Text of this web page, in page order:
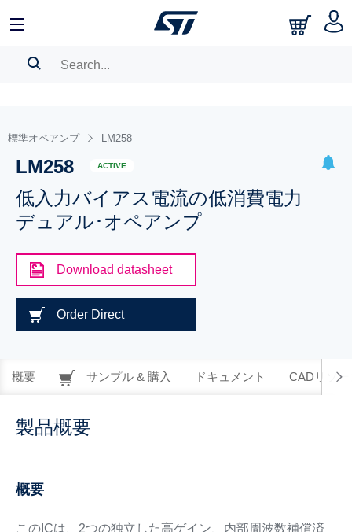
BOOKMARK
Pleaselog in to show your saved searches.
標準オペアンプ LM258
LM258 ACTIVE
低入力バイアス電流の低消費電力
デュアル･オペアンプ
Download datasheet
Order Direct
概要 サンプル & 購入 ドキュメント CADリソー
製品概要
概要
このICは、2つの独立した高ゲイン、内部周波数補償済